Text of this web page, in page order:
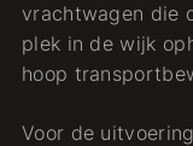
vrachtwagen die
plek in de wijk
hoop
Voor de